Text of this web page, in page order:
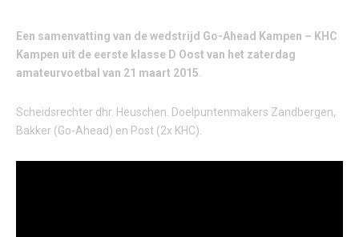
Een samenvatting van de wedstrijd Go-Ahead Kampen – KHC
Kampen uit de eerste klasse D Oost van het zaterdag
amateurvoetbal van 21 maart 2015
Scheidsrechter dhr. Heuschen. Doelpuntenmakers Zandbergen,
Bakker (Go-Ahead) en Post (2x KHC).